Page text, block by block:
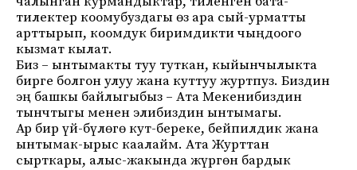
тилектер коомубуздагы өз ара сый-урматты
арттырып, коомдук биримдикти чыңдоого
кызмат кылат.
Биз – ынтымакты туу туткан, кыйынчылыкта
бирге болгон улуу жана куттуу журтпуз. Биздин
эң башкы байлыгыбыз – Ата Мекенибиздин
тынчтыгы менен элибиздин ынтымагы.
Ар бир үй-бүлөгө кут-береке, бейпилдик жана
ынтымак-ырыс каалайм. Ата Журттан
сырткары, алыс-жакында жүргөн бардык